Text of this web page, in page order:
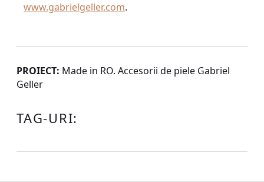
www.gabrielgeller.com.
PROIECT: Made in RO. Accesorii de piele Gabriel
Geller
TAG-URI: